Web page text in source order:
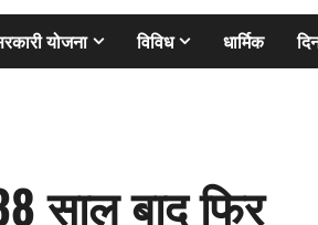
योजना विविध धार्मिक
साल बाद फिर